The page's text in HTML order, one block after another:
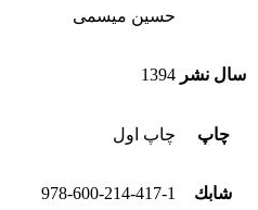
حسین میسمی
سال نشر 1394
چاپ چاپ اول
شابك 978-600-214-417-1